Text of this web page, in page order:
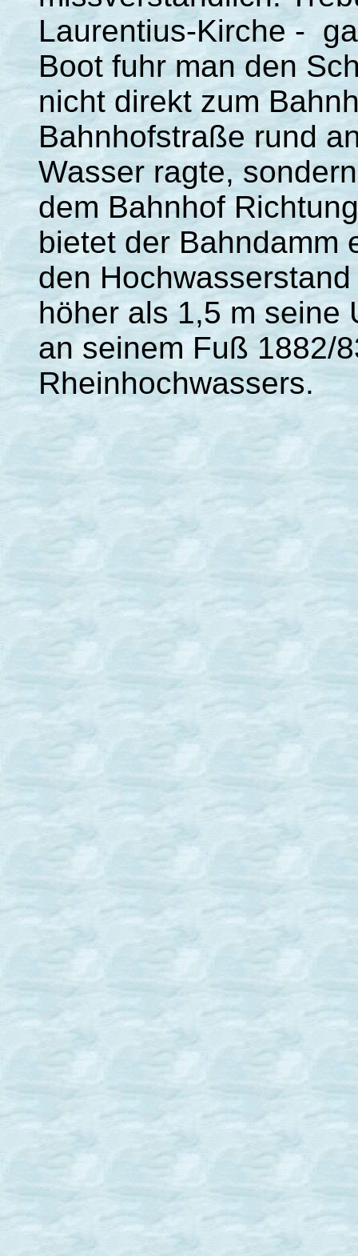
Laurentius-Kirche -
Boot fuhr man den
nicht direkt zum
Bahnhofstraße rund
Wasser ragte,
dem Bahnhof
bietet der Bahndamm
den
höher als 1,5 m seine
an seinem Fuß 1882/
Rheinhochwassers.